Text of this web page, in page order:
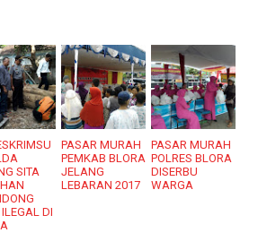
SITA
DI
PASAR MURAH
PEMKAB BLORA
JELANG
LEBARAN 2017
PASAR MURAH
POLRES BLORA
DISERBU
WARGA